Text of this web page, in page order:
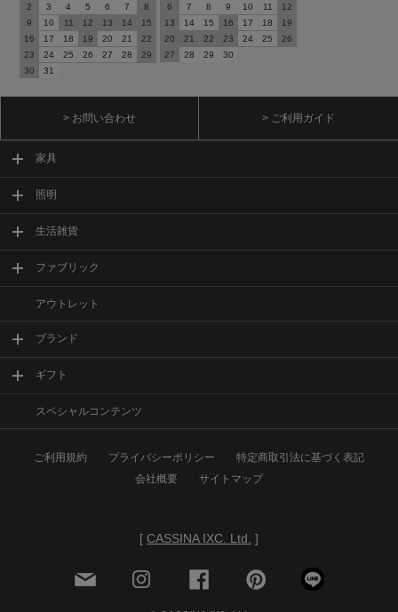
2
3 4 5 6 7
8
9
10 11 12 13 14
15
16
17 18 19 20 21
22
23
24 25 26 27 28
29
30
31
6
7 8 9 10 11
12
13
14 15 16 17 18
19
20
21 22 23 24 25
26
27
28 29 30
> お問い合わせ > ご利用ガイド
家具
照明
生活雑貨
ファブリック
アウトレット
ブランド
ギフト
スペシャルコンテンツ
ご利用規約 プライバシーポリシー
特定商取引法に基づく表記
会社概要
サイトマップ
[ CASSINA IXC. Ltd. ]